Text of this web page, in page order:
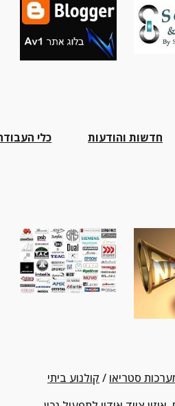
כלי חדשות והודעות
סטריאו / קולנוע ביתי